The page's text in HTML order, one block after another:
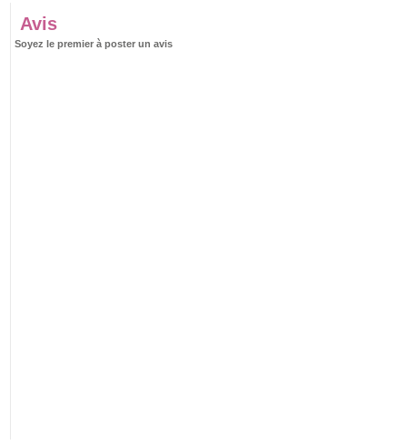
Avis
Soyez le premier à poster un avis